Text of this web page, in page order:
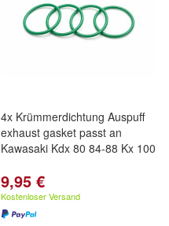
4x Krümmerdichtung Auspuff
exhaust gasket passt an
Kawasaki Kdx 80 84-88 Kx 100
9,95 €
Kostenloser Versand